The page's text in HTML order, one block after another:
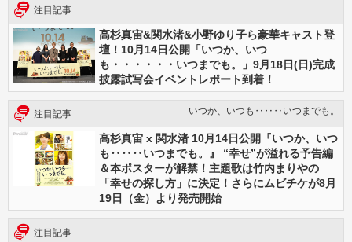
注目記事
高杉真宙&関水渚&小野ゆり子ら豪華キャスト登
壇！10月14日公開「いつか、いつ
も・・・・・・いつまでも。」9月18日(日)完成
披露試写会イベントレポート到着！
注目記事 いつか、いつも‥‥‥いつまでも。
高杉真宙 x 関水渚 10月14日公開『いつか、いつ
も‥‥‥いつまでも。』 “幸せ”が溢れる予告編
＆本ポスターが解禁！主題歌は竹内まりやの
「幸せの探し方」に決定！さらにムビチケが8月
19日（金）より発売開始
注目記事